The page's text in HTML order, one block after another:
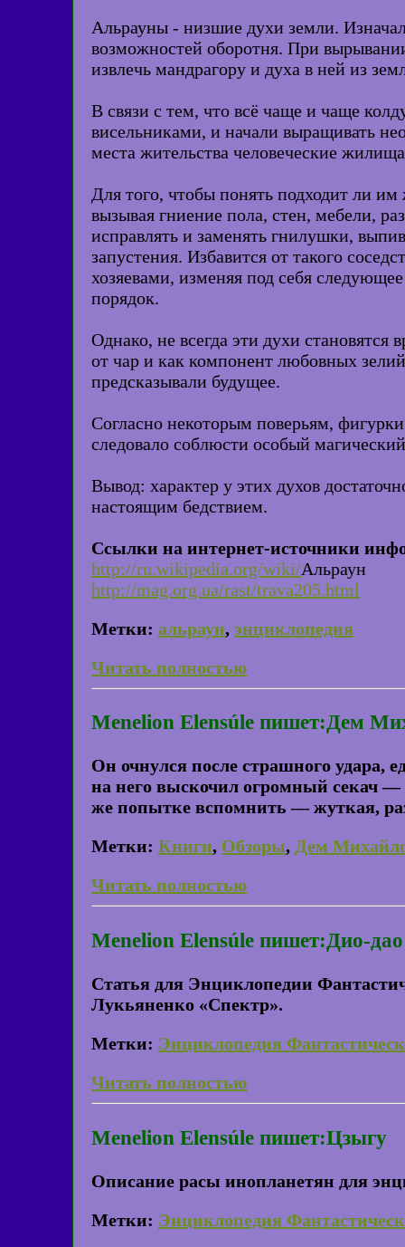
Альрауны - низшие духи земли.
возможностей оборотня. При
извлечь мандрагору и духа в ней из
В связи с тем, что всё чаще и чаще
висельниками, и начали выращивать
места жительства человеческие
Для того, чтобы понять подходит ли
вызывая гниение пола, стен, мебели,
исправлять и заменять гнилушки,
запустения. Избавится от такого
хозяевами, изменяя под себя
порядок.
Однако, не всегда эти духи
от чар и как компонент любовных
предсказывали будущее.
Согласно некоторым поверьям,
следовало соблюсти особый
Вывод: характер у этих духов
настоящим бедствием.
Ссылки на интернет-источники
http://ru.wikipedia.org/wiki/Альраун
http://mag.org.ua/rast/trava205.html
Метки: альраун, энциклопедия
Читать полностью
Menelion Elensúle пишет:Дем
Он очнулся после страшного удара,
на него выскочил огромный секач
же попытке вспомнить — жуткая,
Метки: Книги, Обзоры, Дем
Читать полностью
Menelion Elensúle пишет:Дио-дао
Статья для Энциклопедии
Лукьяненко «Спектр».
Метки: Энциклопедия
Читать полностью
Menelion Elensúle пишет:Цзыгу
Описание расы инопланетян для
Метки: Энциклопедия